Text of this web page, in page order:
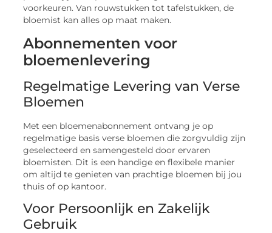
voorkeuren. Van rouwstukken tot tafelstukken, de
bloemist kan alles op maat maken.
Abonnementen voor
bloemenlevering
Regelmatige Levering van Verse
Bloemen
Met een bloemenabonnement ontvang je op
regelmatige basis verse bloemen die zorgvuldig zijn
geselecteerd en samengesteld door ervaren
bloemisten. Dit is een handige en flexibele manier
om altijd te genieten van prachtige bloemen bij jou
thuis of op kantoor.
Voor Persoonlijk en Zakelijk
Gebruik